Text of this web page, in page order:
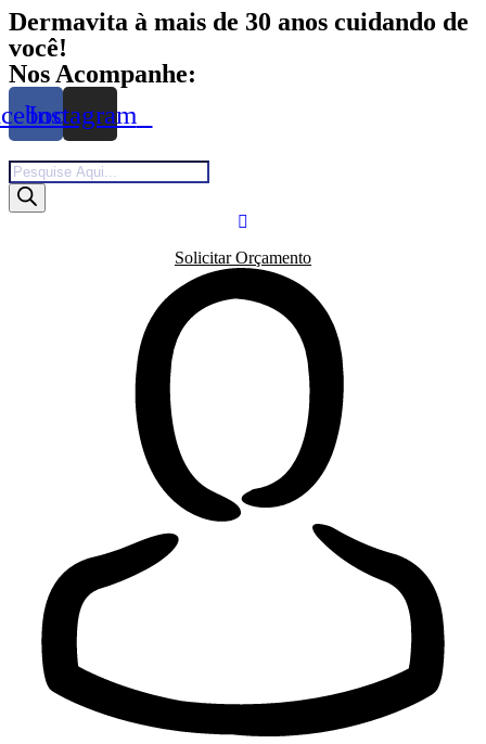
Skip
to
content
Dermavita à mais de 30 anos cuidando de
você!
Nos Acompanhe:
Instagram
Products
search
Solicitar Orçamento